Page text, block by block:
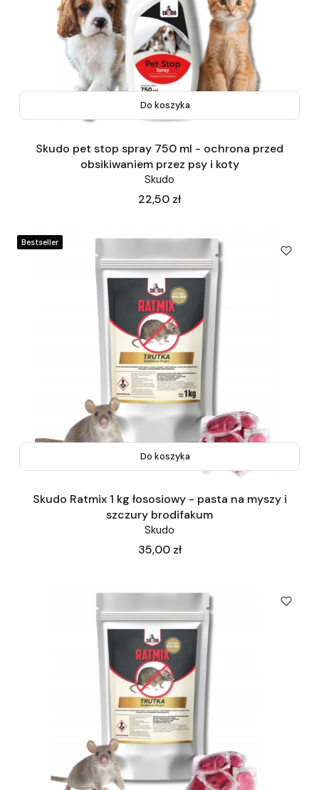
Do koszyka
Skudo pet stop spray 750 ml - ochrona przed
obsikiwaniem przez psy i koty
Skudo
Cena
22,50 zł
Bestseller
Do koszyka
Skudo Ratmix 1 kg łososiowy - pasta na myszy i
szczury brodifakum
Skudo
Cena
35,00 zł